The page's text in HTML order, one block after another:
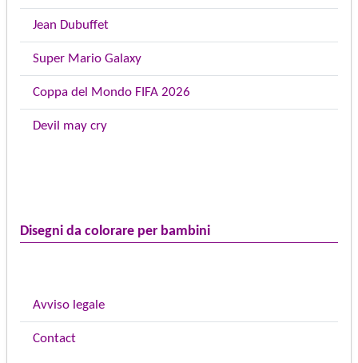
Jean Dubuffet
Super Mario Galaxy
Coppa del Mondo FIFA 2026
Devil may cry
Disegni da colorare per bambini
Avviso legale
Contact